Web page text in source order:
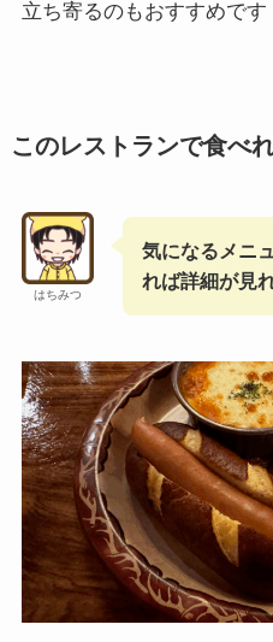
立ち寄るのもおすすめです
このレストランで食べ
はちみつ
気になるメニ
れば詳細が見